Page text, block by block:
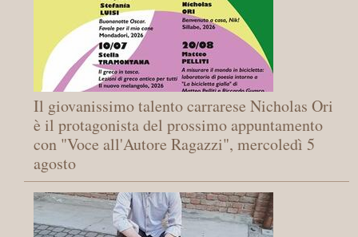
Il giovanissimo talento carrarese Nicholas Ori
è il protagonista del prossimo appuntamento
con "Voce all'Autore Ragazzi", mercoledì 5
agosto